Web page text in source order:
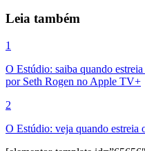
Leia também
1
O Estúdio: saiba quando
por Seth Rogen no Apple TV+
2
O Estúdio: veja quando